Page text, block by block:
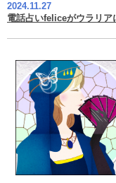
2024.11.27
電話占いfeliceがウラリア